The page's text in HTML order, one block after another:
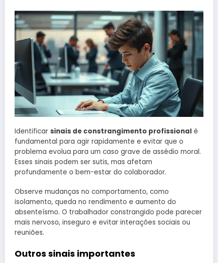
Identificar sinais de constrangimento profissional é
fundamental para agir rapidamente e evitar que o
problema evolua para um caso grave de assédio moral.
Esses sinais podem ser sutis, mas afetam
profundamente o bem-estar do colaborador.
Observe mudanças no comportamento, como
isolamento, queda no rendimento e aumento do
absenteísmo. O trabalhador constrangido pode parecer
mais nervoso, inseguro e evitar interações sociais ou
reuniões.
Outros sinais importantes